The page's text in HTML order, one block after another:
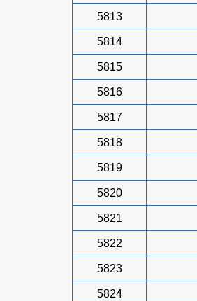
5813
5814
5815
5816
5817
5818
5819
5820
5821
5822
5823
5824